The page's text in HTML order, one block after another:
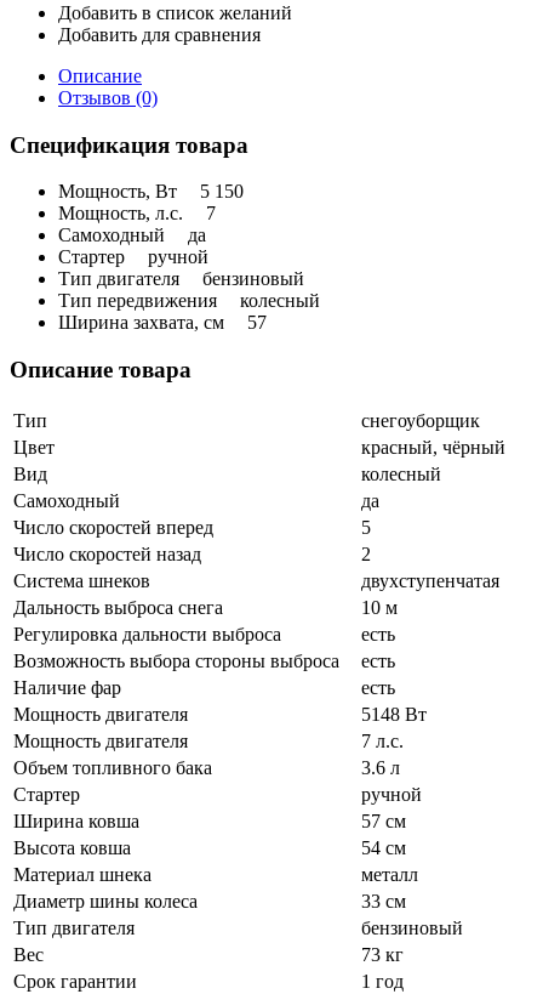
Добавить в список желаний
Добавить для сравнения
Описание
Отзывов (0)
Спецификация товара
Мощность, Вт
5 150
Мощность, л.с.
7
Самоходный
да
Стартер
ручной
Тип двигателя
бензиновый
Тип передвижения
колесный
Ширина захвата, см
57
Описание товара
Тип
снегоуборщик
Цвет
красный, чёрный
Вид
колесный
Самоходный
да
Число скоростей вперед
5
Число скоростей назад
2
Система шнеков
двухступенчатая
Дальность выброса снега
10 м
Регулировка дальности выброса
есть
Возможность выбора стороны выброса
есть
Наличие фар
есть
Мощность двигателя
5148 Вт
Мощность двигателя
7 л.с.
Объем топливного бака
3.6 л
Стартер
ручной
Ширина ковша
57 см
Высота ковша
54 см
Материал шнека
металл
Диаметр шины колеса
33 см
Тип двигателя
бензиновый
Вес
73 кг
Срок гарантии
1 год